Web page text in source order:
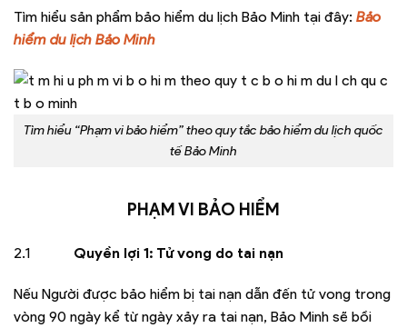
Tìm hiểu sản phẩm bảo hiểm du lịch Bảo Minh tại đây: Bảo
hiểm du lịch Bảo Minh
Tìm hiểu “Phạm vi bảo hiểm” theo quy tắc bảo hiểm du lịch quốc
tế Bảo Minh
PHẠM VI BẢO HIỂM
2.1 Quyền lợi 1: Tử vong do tai nạn
Nếu Người được bảo hiểm bị tai nạn dẫn đến tử vong trong
vòng 90 ngày kể từ ngày xảy ra tai nạn, Bảo Minh sẽ bồi